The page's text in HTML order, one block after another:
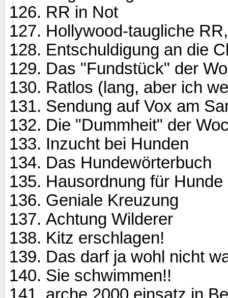
RR in Not
Hollywood-taugliche
Entschuldigung an die
Das "Fundstück" der
Ratlos (lang, aber ich
Sendung auf Vox am
Die "Dummheit" der
Inzucht bei Hunden
Das Hundewörterbuch
Hausordnung für
Geniale Kreuzung
Achtung Wilderer
Kitz erschlagen!
Das darf ja wohl nicht
Sie schwimmen!!
arche 2000 einsatz in